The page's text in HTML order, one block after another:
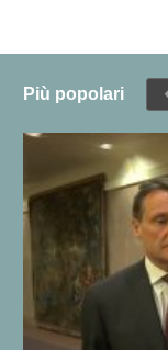
Più popolari